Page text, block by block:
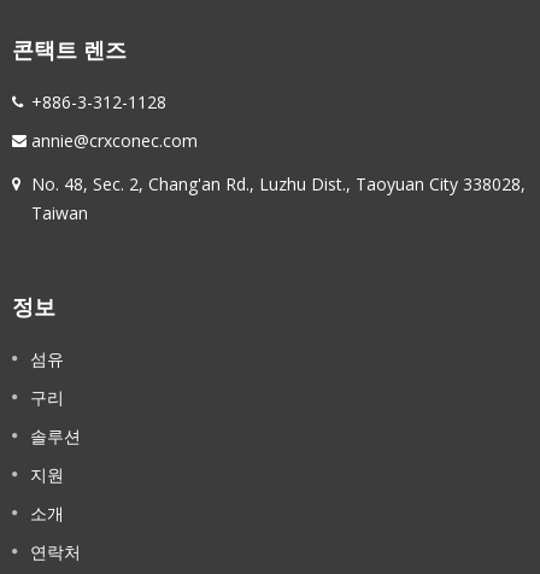
콘택트 렌즈
+886-3-312-1128
annie@crxconec.com
No. 48, Sec. 2, Chang'an Rd., Luzhu Dist., Taoyuan City 338028,
Taiwan
정보
섬유
구리
솔루션
지원
소개
연락처